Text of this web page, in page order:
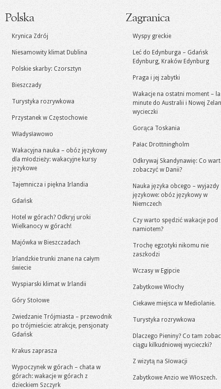
Polska
Krynica Zdrój
Niesamowity klimat Dublina
Polskie skarby: Czorsztyn
Bieszczady
Turystyka rozrywkowa
Przystanek w Częstochowie
Władysławowo
Wakacyjna nauka – obóz językowy
dla młodzieży: wakacyjne kursy
językowe
Tajemnicza i piękna Irlandia
Gdańsk
Hotel w górach? Odkryj uroki
Wielkanocy w górach!
Majówka w Bieszczadach
Irlandzkie trunki znane na całym
świecie
Wyspiarski klimat w Irlandii
Góry Stołowe
Zwiedzanie Trójmiasta – przewodnik
po trójmieście: atrakcje, pensjonaty
Gdańsk
Krakus zaprasza
Wypoczynek w górach – chata w
górach: wakacje w górach z
dzieckiem Szczyrk
Zagranica
Wyspy greckie
Leć do Edynburga – Gdańsk
Edynburg, Kraków Edynburg
Praga i jej zabytki
Wakacje na ostatni moment –
minute do Australii i Nowej
wycieczki
Gorąca Toskania
Pałac Drottningholm
Odkrywaj Skandynawię: Co
zobaczyć w Danii?
Nauka języka obcego – wyjazdy
językowe: obóz językowy w
Niemczech
Czy warto spędzić wakacje pod
namiotem?
Trochę egzotyki nikomu nie
zaszkodzi
Wczasy w Egipcie
Zabytkowe Włochy
Ciekawe miejsca w Mediolanie.
Turystyka rozrywkowa
Dlaczego Pieniny? Co tam
ciągu kilkudniowej wycieczki?
Z wizytą na Słowacji
Zabytkowe Anzio we Włoszech.